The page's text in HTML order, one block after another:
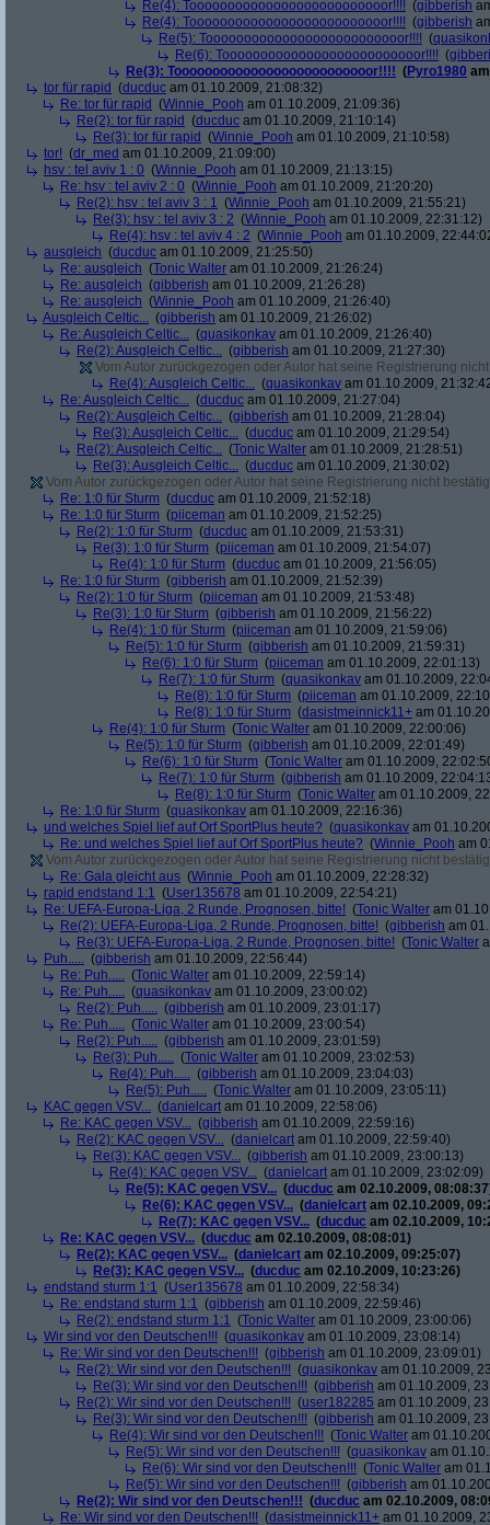
Re(4): Toooooooooooooooooooooooooor!!!! (gibberish
Re(4): Toooooooooooooooooooooooooor!!!! (gibberish
Re(5): Toooooooooooooooooooooooooor!!!! (
Re(6): Toooooooooooooooooooooooooor!!!! (
Re(3): Toooooooooooooooooooooooooor!!!! (Pyro1980
tor für rapid (ducduc am 01.10.2009, 21:08:32)
Re: tor für rapid (Winnie_Pooh am 01.10.2009, 21:09:36)
Re(2): tor für rapid (ducduc am 01.10.2009, 21:10:14)
Re(3): tor für rapid (Winnie_Pooh am 01.10.2009, 21:10:58)
tor! (dr_med am 01.10.2009, 21:09:00)
hsv : tel aviv 1 : 0 (Winnie_Pooh am 01.10.2009, 21:13:15)
Re: hsv : tel aviv 2 : 0 (Winnie_Pooh am 01.10.2009, 21:20:20)
Re(2): hsv : tel aviv 3 : 1 (Winnie_Pooh am 01.10.2009, 21:55:21)
Re(3): hsv : tel aviv 3 : 2 (Winnie_Pooh am 01.10.2009, 22:31:12)
Re(4): hsv : tel aviv 4 : 2 (Winnie_Pooh am 01.10.2009,
ausgleich (ducduc am 01.10.2009, 21:25:50)
Re: ausgleich (Tonic Walter am 01.10.2009, 21:26:24)
Re: ausgleich (gibberish am 01.10.2009, 21:26:28)
Re: ausgleich (Winnie_Pooh am 01.10.2009, 21:26:40)
Ausgleich Celtic... (gibberish am 01.10.2009, 21:26:02)
Re: Ausgleich Celtic... (quasikonkav am 01.10.2009, 21:26:40)
Re(2): Ausgleich Celtic... (gibberish am 01.10.2009, 21:27:30)
Vom Autor zurückgezogen oder Autor hat seine Registrierung
Re(4): Ausgleich Celtic... (quasikonkav am 01.10.2009,
Re: Ausgleich Celtic... (ducduc am 01.10.2009, 21:27:04)
Re(2): Ausgleich Celtic... (gibberish am 01.10.2009, 21:28:04)
Re(3): Ausgleich Celtic... (ducduc am 01.10.2009, 21:29:54)
Re(2): Ausgleich Celtic... (Tonic Walter am 01.10.2009, 21:28:51)
Re(3): Ausgleich Celtic... (ducduc am 01.10.2009, 21:30:02)
Vom Autor zurückgezogen oder Autor hat seine Registrierung nicht
Re: 1:0 für Sturm (ducduc am 01.10.2009, 21:52:18)
Re: 1:0 für Sturm (piiceman am 01.10.2009, 21:52:25)
Re(2): 1:0 für Sturm (ducduc am 01.10.2009, 21:53:31)
Re(3): 1:0 für Sturm (piiceman am 01.10.2009, 21:54:07)
Re(4): 1:0 für Sturm (ducduc am 01.10.2009, 21:56:05)
Re: 1:0 für Sturm (gibberish am 01.10.2009, 21:52:39)
Re(2): 1:0 für Sturm (piiceman am 01.10.2009, 21:53:48)
Re(3): 1:0 für Sturm (gibberish am 01.10.2009, 21:56:22)
Re(4): 1:0 für Sturm (piiceman am 01.10.2009, 21:59:06)
Re(5): 1:0 für Sturm (gibberish am 01.10.2009, 21:59:31)
Re(6): 1:0 für Sturm (piiceman am 01.10.2009, 22:01:13)
Re(7): 1:0 für Sturm (quasikonkav am 01.10.2009,
Re(8): 1:0 für Sturm (piiceman am 01.10.2009,
Re(8): 1:0 für Sturm (dasistmeinnick11+ am
Re(4): 1:0 für Sturm (Tonic Walter am 01.10.2009, 22:00:06)
Re(5): 1:0 für Sturm (gibberish am 01.10.2009, 22:01:49)
Re(6): 1:0 für Sturm (Tonic Walter am 01.10.2009,
Re(7): 1:0 für Sturm (gibberish am 01.10.2009,
Re(8): 1:0 für Sturm (Tonic Walter am 01.10.2009,
Re: 1:0 für Sturm (quasikonkav am 01.10.2009, 22:16:36)
und welches Spiel lief auf Orf SportPlus heute? (quasikonkav am
Re: und welches Spiel lief auf Orf SportPlus heute? (Winnie_Pooh am
Vom Autor zurückgezogen oder Autor hat seine Registrierung nicht
Re: Gala gleicht aus (Winnie_Pooh am 01.10.2009, 22:28:32)
rapid endstand 1:1 (User135678 am 01.10.2009, 22:54:21)
Re: UEFA-Europa-Liga, 2 Runde, Prognosen, bitte! (Tonic Walter am
Re(2): UEFA-Europa-Liga, 2 Runde, Prognosen, bitte! (gibberish am
Re(3): UEFA-Europa-Liga, 2 Runde, Prognosen, bitte! (Tonic Walter
Puh..... (gibberish am 01.10.2009, 22:56:44)
Re: Puh..... (Tonic Walter am 01.10.2009, 22:59:14)
Re: Puh..... (quasikonkav am 01.10.2009, 23:00:02)
Re(2): Puh..... (gibberish am 01.10.2009, 23:01:17)
Re: Puh..... (Tonic Walter am 01.10.2009, 23:00:54)
Re(2): Puh..... (gibberish am 01.10.2009, 23:01:59)
Re(3): Puh..... (Tonic Walter am 01.10.2009, 23:02:53)
Re(4): Puh..... (gibberish am 01.10.2009, 23:04:03)
Re(5): Puh..... (Tonic Walter am 01.10.2009, 23:05:11)
KAC gegen VSV... (danielcart am 01.10.2009, 22:58:06)
Re: KAC gegen VSV... (gibberish am 01.10.2009, 22:59:16)
Re(2): KAC gegen VSV... (danielcart am 01.10.2009, 22:59:40)
Re(3): KAC gegen VSV... (gibberish am 01.10.2009, 23:00:13)
Re(4): KAC gegen VSV... (danielcart am 01.10.2009, 23:02:09)
Re(5): KAC gegen VSV... (ducduc am 02.10.2009,
Re(6): KAC gegen VSV... (danielcart am 02.10.2009,
Re(7): KAC gegen VSV... (ducduc am 02.10.2009,
Re: KAC gegen VSV... (ducduc am 02.10.2009, 08:08:01)
Re(2): KAC gegen VSV... (danielcart am 02.10.2009, 09:25:07)
Re(3): KAC gegen VSV... (ducduc am 02.10.2009, 10:23:26)
endstand sturm 1:1 (User135678 am 01.10.2009, 22:58:34)
Re: endstand sturm 1:1 (gibberish am 01.10.2009, 22:59:46)
Re(2): endstand sturm 1:1 (Tonic Walter am 01.10.2009, 23:00:06)
Wir sind vor den Deutschen!!! (quasikonkav am 01.10.2009, 23:08:14)
Re: Wir sind vor den Deutschen!!! (gibberish am 01.10.2009, 23:09:01)
Re(2): Wir sind vor den Deutschen!!! (quasikonkav am 01.10.2009,
Re(3): Wir sind vor den Deutschen!!! (gibberish am 01.10.2009,
Re(2): Wir sind vor den Deutschen!!! (user182285 am 01.10.2009,
Re(3): Wir sind vor den Deutschen!!! (gibberish am 01.10.2009,
Re(4): Wir sind vor den Deutschen!!! (Tonic Walter am
Re(5): Wir sind vor den Deutschen!!! (quasikonkav am
Re(6): Wir sind vor den Deutschen!!! (Tonic Walter am
Re(5): Wir sind vor den Deutschen!!! (gibberish am
Re(2): Wir sind vor den Deutschen!!! (ducduc am 02.10.2009,
Re: Wir sind vor den Deutschen!!! (dasistmeinnick11+ am 01.10.2009,